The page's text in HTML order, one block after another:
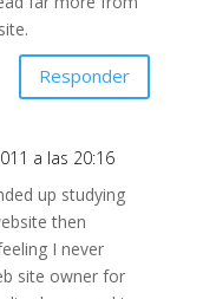
Responder
a las 20:16
up studying
then
I never
site owner for